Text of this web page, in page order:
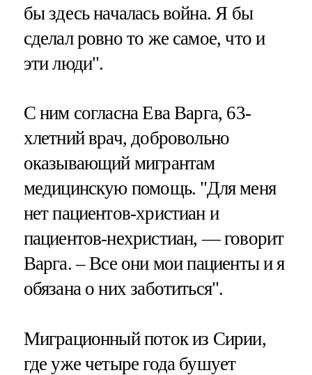
бы здесь началась война. Я бы
сделал ровно то же самое, что и
эти люди".
С ним согласна Ева Варга, 63-
хлетний врач, добровольно
оказывающий мигрантам
медицинскую помощь. "Для меня
нет пациентов-христиан и
пациентов-нехристиан, — говорит
Варга. – Все они мои пациенты и я
обязана о них заботиться".
Миграционный поток из Сирии,
где уже четыре года бушует